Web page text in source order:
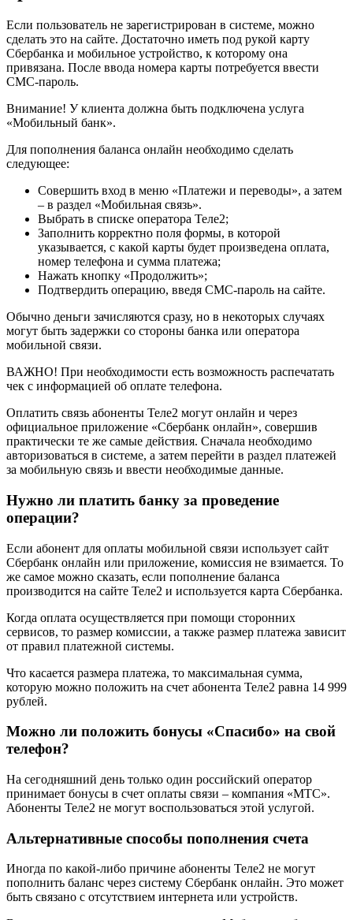
Если пользователь не зарегистрирован в системе, можно
сделать это на сайте. Достаточно иметь под рукой карту
Сбербанка и мобильное устройство, к которому она
привязана. После ввода номера карты потребуется ввести
СМС-пароль.
Внимание! У клиента должна быть подключена услуга
«Мобильный банк».
Для пополнения баланса онлайн необходимо сделать
следующее:
Совершить вход в меню «Платежи и переводы», а затем
– в раздел «Мобильная связь».
Выбрать в списке оператора Теле2;
Заполнить корректно поля формы, в которой
указывается, с какой карты будет произведена оплата,
номер телефона и сумма платежа;
Нажать кнопку «Продолжить»;
Подтвердить операцию, введя СМС-пароль на сайте.
Обычно деньги зачисляются сразу, но в некоторых случаях
могут быть задержки со стороны банка или оператора
мобильной связи.
ВАЖНО! При необходимости есть возможность распечатать
чек с информацией об оплате телефона.
Оплатить связь абоненты Теле2 могут онлайн и через
официальное приложение «Сбербанк онлайн», совершив
практически те же самые действия. Сначала необходимо
авторизоваться в системе, а затем перейти в раздел платежей
за мобильную связь и ввести необходимые данные.
Нужно ли платить банку за проведение
операции?
Если абонент для оплаты мобильной связи использует сайт
Сбербанк онлайн или приложение, комиссия не взимается. То
же самое можно сказать, если пополнение баланса
производится на сайте Теле2 и используется карта Сбербанка.
Когда оплата осуществляется при помощи сторонних
сервисов, то размер комиссии, а также размер платежа зависит
от правил платежной системы.
Что касается размера платежа, то максимальная сумма,
которую можно положить на счет абонента Теле2 равна 14 999
рублей.
Можно ли положить бонусы «Спасибо» на свой
телефон?
На сегодняшний день только один российский оператор
принимает бонусы в счет оплаты связи – компания «МТС».
Абоненты Теле2 не могут воспользоваться этой услугой.
Альтернативные способы пополнения счета
Иногда по какой-либо причине абоненты Теле2 не могут
пополнить баланс через систему Сбербанк онлайн. Это может
быть связано с отсутствием интернета или устройств.